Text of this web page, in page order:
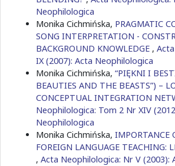
Neophilologica
Monika Cichmińska, PRAGMATIC
SONG INTERPRETATION -
BACKGROUND KNOWLEDGE ,
IX (2007): Acta Neophilologica
Monika Cichmińska, “PIĘKNI I
BEAUTIES AND THE BEASTS”) –
CONCEPTUAL INTEGRATION
Neophilologica: Tom 2 Nr XIV
Neophilologica
Monika Cichmińska, IMPORTANCE
FOREIGN LANGUAGE TEACHING:
, Acta Neophilologica: Nr V (2003):